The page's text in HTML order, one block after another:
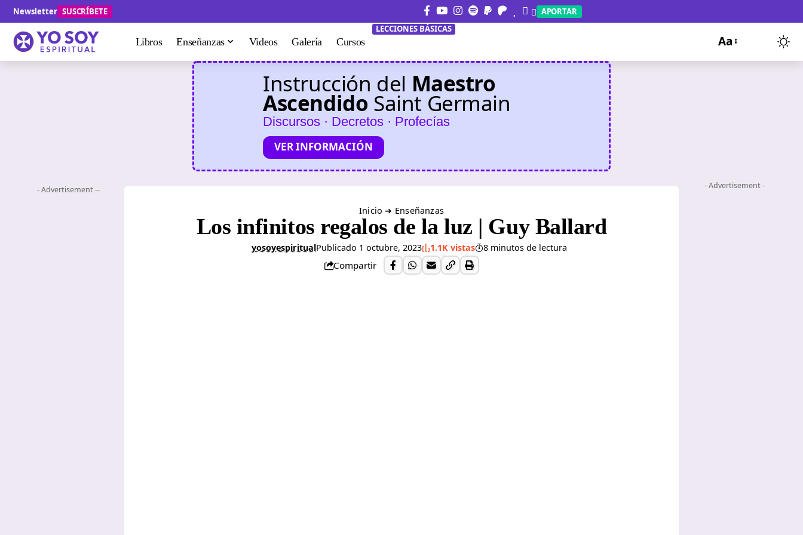
Newsletter SUSCRÍBETE APORTAR
Libros Enseñanzas Videos Galería Cursos
LECCIONES BÁSICAS
Aa
Instrucción del Maestro
Ascendido Saint Germain
Discursos · Decretos · Profecías
VER INFORMACIÓN
- Advertisement --
Inicio ➜ Enseñanzas
Los infinitos regalos de la luz | Guy Ballard
yosoyespiritualPublicado 1 octubre, 2023 1.1K vistas 8 minutos de lectura
Compartir
- Advertisement -